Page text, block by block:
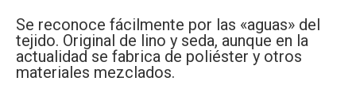
Se reconoce fácilmente por las «aguas» del
tejido. Original de lino y seda, aunque en la
actualidad se fabrica de poliéster y otros
materiales mezclados.